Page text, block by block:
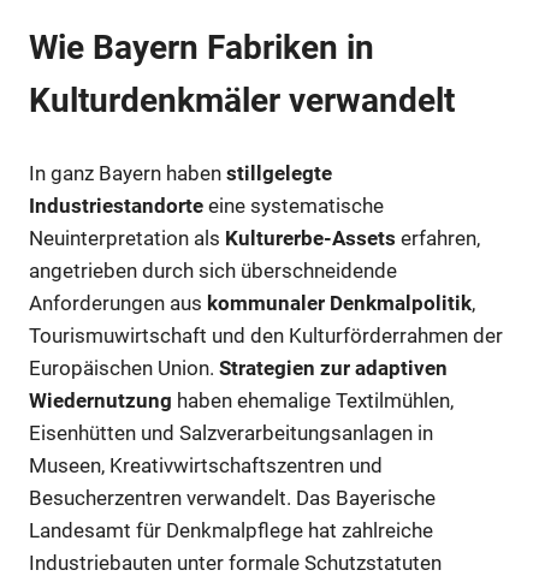
Wie Bayern Fabriken in
Kulturdenkmäler verwandelt
In ganz Bayern haben stillgelegte
Industriestandorte eine systematische
Neuinterpretation als Kulturerbe-Assets erfahren,
angetrieben durch sich überschneidende
Anforderungen aus kommunaler Denkmalpolitik,
Tourismuwirtschaft und den Kulturförderrahmen der
Europäischen Union. Strategien zur adaptiven
Wiedernutzung haben ehemalige Textilmühlen,
Eisenhütten und Salzverarbeitungsanlagen in
Museen, Kreativwirtschaftszentren und
Besucherzentren verwandelt. Das Bayerische
Landesamt für Denkmalpflege hat zahlreiche
Industriebauten unter formale Schutzstatuten